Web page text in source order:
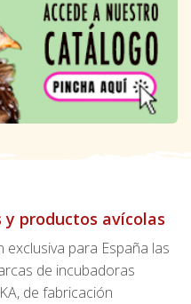
y productos avícolas
exclusiva para España las
de incubadoras
de fabricación